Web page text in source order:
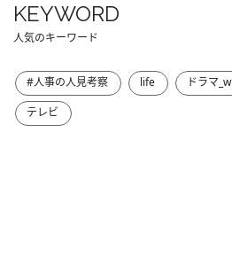
KEYWORD
人気のキーワード
#人事の人見考察 life ドラマ_w
テレビ